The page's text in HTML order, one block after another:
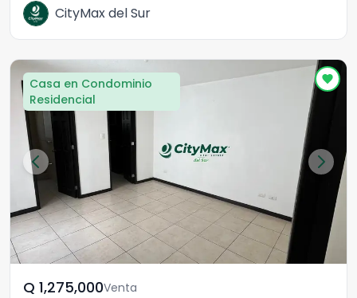
CityMax del Sur
Casa en Condominio
Residencial
Q	1,275,000Venta